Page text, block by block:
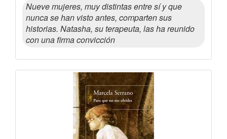
Nueve mujeres, muy distintas entre sí y que
nunca se han visto antes, comparten sus
historias. Natasha, su terapeuta, las ha reunido
con una firma convicción